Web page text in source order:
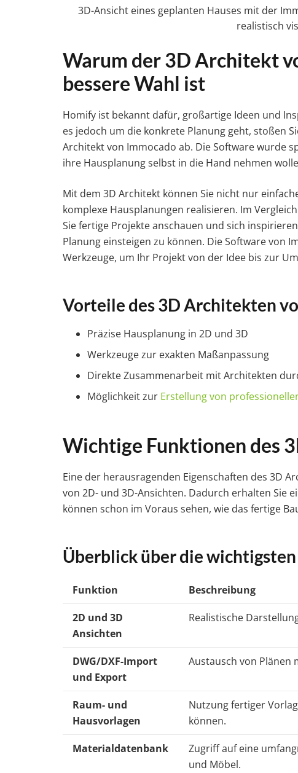
3D-Ansicht eines geplanten Hauses mit der
realistisch
Warum der 3D Architekt
bessere Wahl ist
Homify ist bekannt dafür, großartige Ideen und
es jedoch um die konkrete Planung geht, stoßen
Architekt von Immocado ab. Die Software wurde
ihre Hausplanung selbst in die Hand nehmen
Mit dem 3D Architekt können Sie nicht nur
komplexe Hausplanungen realisieren. Im
Sie fertige Projekte anschauen und sich
Planung einsteigen zu können. Die Software von
Werkzeuge, um Ihr Projekt von der Idee bis zur
Vorteile des 3D Architekten
Präzise Hausplanung in 2D und 3D
Werkzeuge zur exakten Maßanpassung
Direkte Zusammenarbeit mit Architekten
Möglichkeit zur Erstellung von
Wichtige Funktionen des
Eine der herausragenden Eigenschaften des 3D
von 2D- und 3D-Ansichten. Dadurch erhalten Sie
können schon im Voraus sehen, wie das fertige
Überblick über die
Funktion Beschreibung
2D und 3D
Ansichten
Realistische
DWG/DXF-Import
und Export
Austausch von Plänen
Raum- und
Hausvorlagen
Nutzung fertiger
können.
Materialdatenbank
Zugriff auf eine
und Möbel.